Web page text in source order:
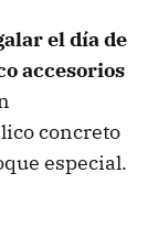
el día de
accesorios
concreto
especial.